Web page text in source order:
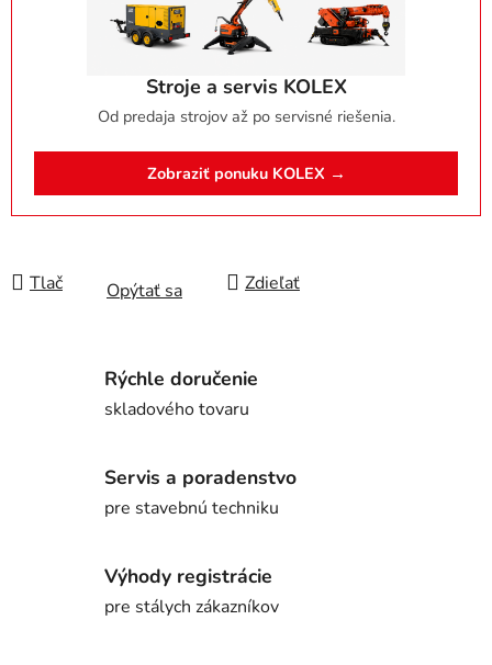
Stroje a servis KOLEX
Od predaja strojov až po servisné riešenia.
Zobraziť ponuku KOLEX →
Tlač Opýtať sa Zdieľať
Rýchle doručenie
skladového tovaru
Servis a poradenstvo
pre stavebnú techniku
Výhody registrácie
pre stálych zákazníkov